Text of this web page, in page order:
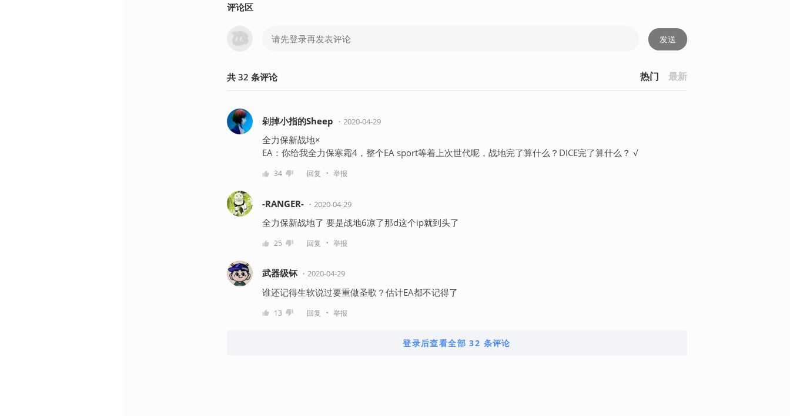
评论区
发送
共 32 条评论 热门 最新
剁掉小指的Sheep ・ 2020-04-29
全力保新战地×
EA：你给我全力保寒霜4，整个EA sport等着上次世代呢，战地完了算什么？DICE完了算什么？ √
34 回复 ・ 举报
-RANGER- ・ 2020-04-29
全力保新战地了 要是战地6凉了那d这个ip就到头了
25 回复 ・ 举报
武器级钚 ・ 2020-04-29
谁还记得生软说过要重做圣歌？估计EA都不记得了
13 回复 ・ 举报
登录后查看全部 32 条评论